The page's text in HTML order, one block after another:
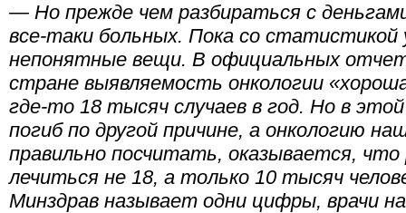
— Но прежде чем разбираться с
все-таки больных. Пока со статистикой
непонятные вещи. В официальных
стране выявляемость онкологии
где-то 18 тысяч случаев в год. Но в
погиб по другой причине, а онкологию
правильно посчитать, оказывается,
лечиться не 18, а только 10 тысяч
Минздрав называет одни цифры, врачи